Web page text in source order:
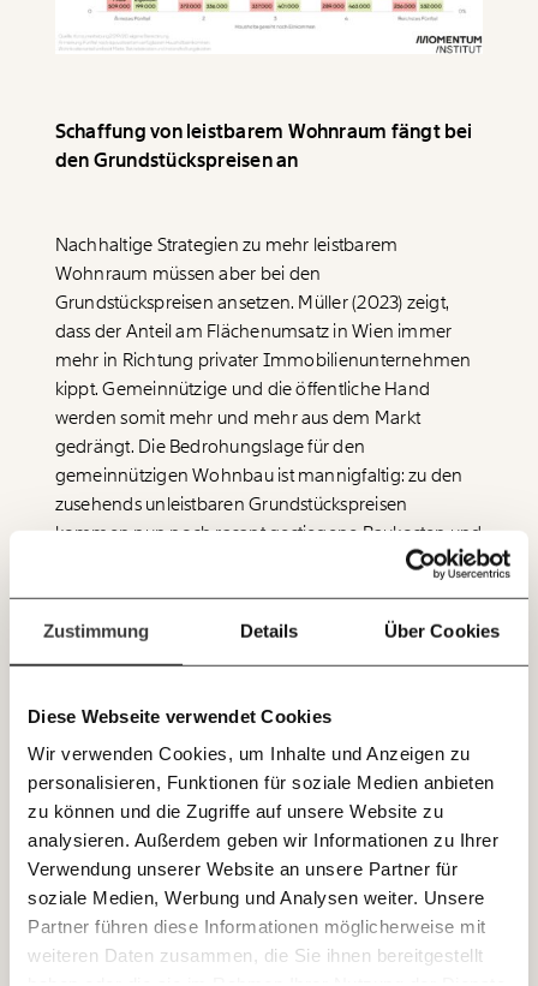
Zustimmung Details Über Cookies
Diese Webseite verwendet Cookies
Wir verwenden Cookies, um Inhalte und Anzeigen zu
personalisieren, Funktionen für soziale Medien anbieten
zu können und die Zugriffe auf unsere Website zu
analysieren. Außerdem geben wir Informationen zu Ihrer
Verwendung unserer Website an unsere Partner für
soziale Medien, Werbung und Analysen weiter. Unsere
Partner führen diese Informationen möglicherweise mit
weiteren Daten zusammen, die Sie ihnen bereitgestellt
JETZT
EINFACH
TEILEN.
E-Mail Whatsapp
Telegram Messenger
beginnt mit Dir!
WerdeFördermitgliedund wir können gemeinsam
unsere Wirtschaft so gestalten, dass sie für alle
funktioniert. Unsere Recherchen sind für alle frei im
Netz. Unabhängig und werbefrei. Und das wird auch
so bleiben. Kämpf’ mit uns für den Fortschritt und
unterstütze uns mit Deinem Mitgliedsbeitrag.
Du überweist lieber direkt?
Hier unsere IBAN: AT34 4300 0498 0007 6017
Fragen und Antworten.
Ich werde Fördermitglied* …
Immer auf dem
mit unseren gratis
E-Mail-Newslettern!
Newsletter des Momentum Instituts
Momentum Institut-Weekly:Ein Mal pro
Schaffung von leistbarem Wohnraum fängt bei
den Grundstückspreisen an
Nachhaltige Strategien zu mehr leistbarem
Wohnraum müssen aber bei den
Grundstückspreisen ansetzen. Müller (2023) zeigt,
dass der Anteil am Flächenumsatz in Wien immer
mehr in Richtung privater Immobilienunternehmen
kippt. Gemeinnützige und die öffentliche Hand
werden somit mehr und mehr aus dem Markt
gedrängt. Die Bedrohungslage für den
gemeinnützigen Wohnbau ist mannigfaltig: zu den
zusehends unleistbaren Grundstückspreisen
kommen nun noch rasant gestiegene Baukosten und
die Zinserhöhungen der Europäischen Zentralbank.
wesentlicher Faktor, warum Wohnen in Österreich
immer noch leistbarer ist als in vielen anderen
ein hoher Anteil an gemeinnützigen Wohnungen
Verdrängung von gemeinnützigen und öffentlichen
Bauträgern entgegenzuwirken, muss daher die
Spekulation mit Grund und Boden erschwert
werden.